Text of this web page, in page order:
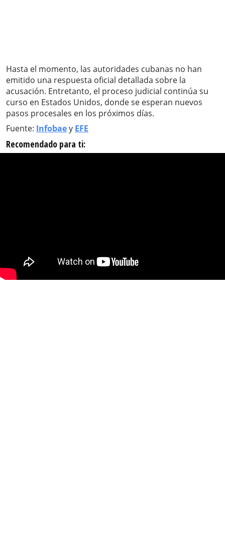
Hasta el momento, las autoridades cubanas no han
emitido una respuesta oficial detallada sobre la
acusación. Entretanto, el proceso judicial continúa su
curso en Estados Unidos, donde se esperan nuevos
pasos procesales en los próximos días.
Fuente: Infobaey EFE
Recomendado para ti: